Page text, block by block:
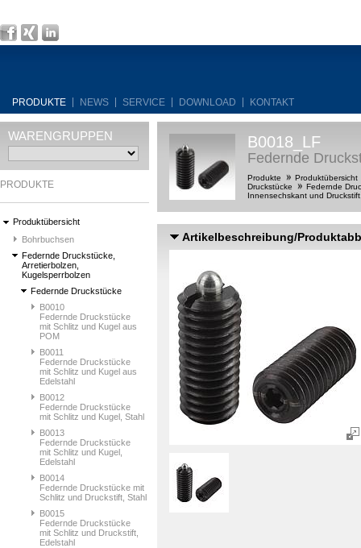
PRODUKTE NEWS SERVICE DOWNLOAD KONTAKT
WARENGRUPPEN
PRODUKTE
Produktübersicht
Bohrbuchsen
Federnde Druckstücke,
Arretierbolzen,
Kugelsperrbolzen
Federnde Druckstücke
B0010
Federnde Druckstücke
mit Schlitz und Kugel aus
POM
B0011
Federnde Druckstücke
mit Schlitz und Kugel aus
Edelstahl
B0012
Federnde Druckstücke
mit Schlitz und Kugel, Stahl
B0013
Federnde Druckstücke
mit Schlitz und Kugel,
Edelstahl
B0014
Federnde Druckstücke mit
Schlitz und Druckstift, Stahl
B0015
Federnde Druckstücke
mit Schlitz und Druckstift,
Edelstahl
B0018_LF
Federnde
Produkte
Produktübersicht
Druckstücke
Federnde
Innensechskant und
Artikelbeschreibung/